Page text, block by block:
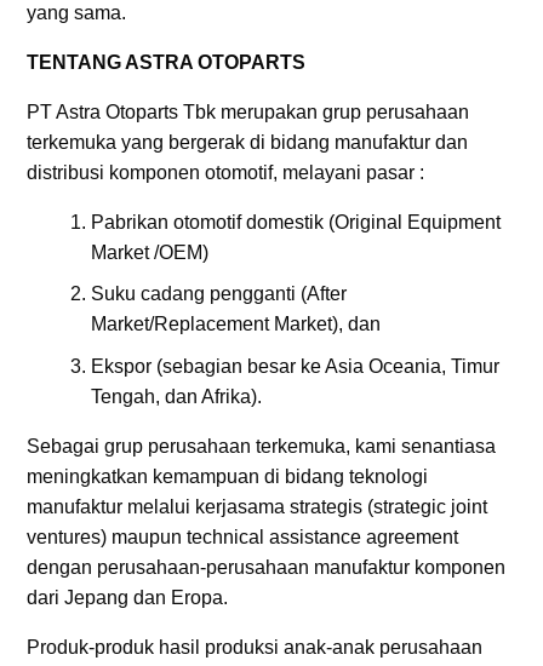
yang sama.
TENTANG ASTRA OTOPARTS
PT Astra Otoparts Tbk merupakan grup perusahaan
terkemuka yang bergerak di bidang manufaktur dan
distribusi komponen otomotif, melayani pasar :
Pabrikan otomotif domestik (Original Equipment
Market /OEM)
Suku cadang pengganti (After
Market/Replacement Market), dan
Ekspor (sebagian besar ke Asia Oceania, Timur
Tengah, dan Afrika).
Sebagai grup perusahaan terkemuka, kami senantiasa
meningkatkan kemampuan di bidang teknologi
manufaktur melalui kerjasama strategis (strategic joint
ventures) maupun technical assistance agreement
dengan perusahaan-perusahaan manufaktur komponen
dari Jepang dan Eropa.
Produk-produk hasil produksi anak-anak perusahaan